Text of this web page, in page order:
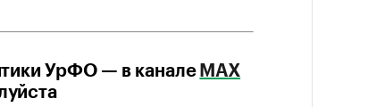
УрФО — в канале МАХ